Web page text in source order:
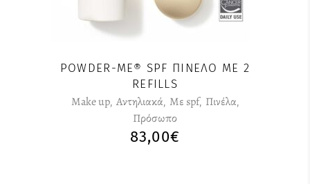
POWDER-ME® SPF ΠΙΝΈΛΟ ΜΕ 2
REFILLS
Make up, Αντηλιακά, Με spf, Πινέλα,
Πρόσωπο
83,00€